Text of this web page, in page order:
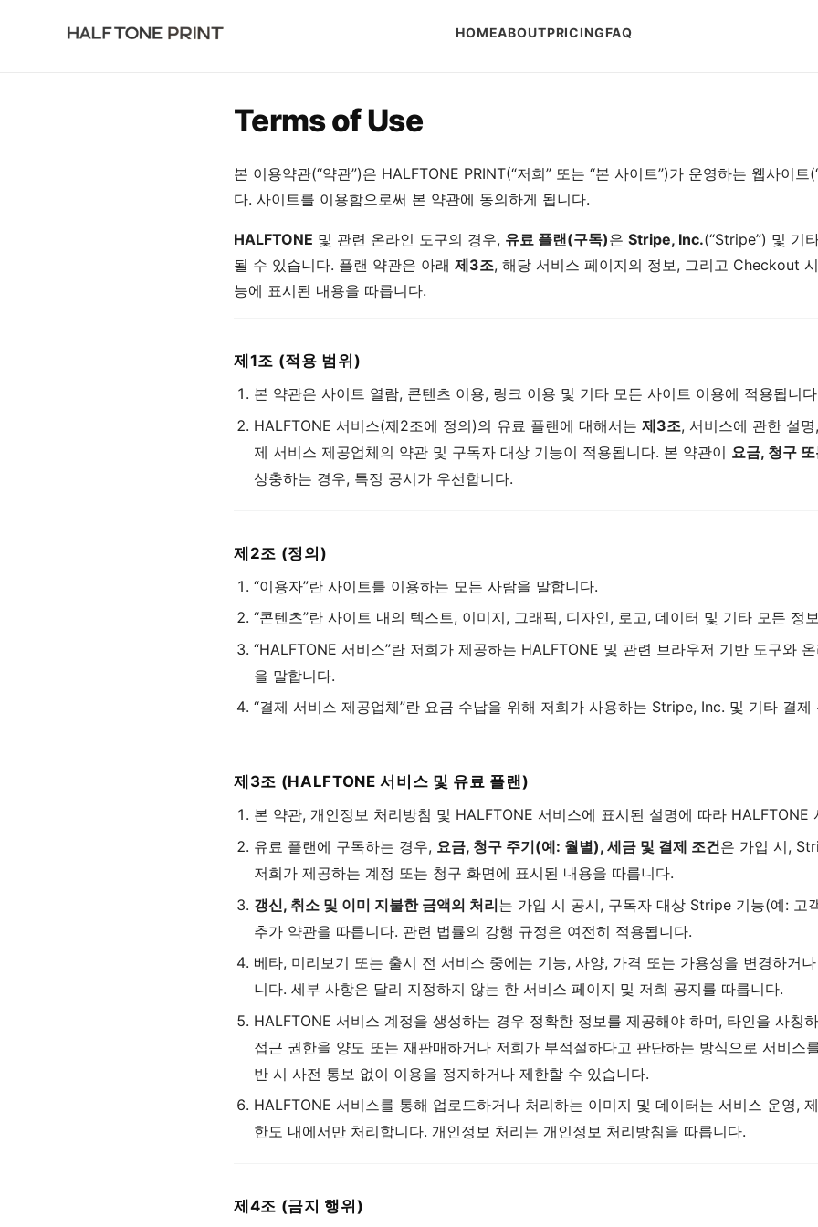
HOMEABOUTPRICINGFAQ
Terms of Use
본 이용약관(“약관”)은 HALFTONE PRINT(“저희” 또는 “본 사이트”)가 운영하는 웹사이트
다. 사이트를 이용함으로써 본 약관에 동의하게 됩니다.
HALFTONE 및 관련 온라인 도구의 경우, 유료 플랜(구독)은 Stripe, Inc.(“Stripe”) 및 기
될 수 있습니다. 플랜 약관은 아래 제3조, 해당 서비스 페이지의 정보, 그리고 Checkout
능에 표시된 내용을 따릅니다.
제1조 (적용 범위)
본 약관은 사이트 열람, 콘텐츠 이용, 링크 이용 및 기타 모든 사이트 이용에 적용됩니
HALFTONE 서비스(제2조에 정의)의 유료 플랜에 대해서는제3조, 서비스에 관한 설
제 서비스 제공업체의 약관 및 구독자 대상 기능이 적용됩니다. 본 약관이 요금, 청구
상충하는 경우, 특정 공시가 우선합니다.
제2조 (정의)
“이용자”란 사이트를 이용하는 모든 사람을 말합니다.
“콘텐츠”란 사이트 내의 텍스트, 이미지, 그래픽, 디자인, 로고, 데이터 및 기타 모든 정
“HALFTONE 서비스”란 저희가 제공하는 HALFTONE 및 관련 브라우저 기반 도구와
을 말합니다.
“결제 서비스 제공업체”란 요금 수납을 위해 저희가 사용하는 Stripe, Inc. 및 기타 결
제3조 (HALFTONE 서비스 및 유료 플랜)
본 약관, 개인정보 처리방침 및 HALFTONE 서비스에 표시된 설명에 따라 HALFTONE
유료 플랜에 구독하는 경우, 요금, 청구 주기(예: 월별), 세금 및 결제 조건은 가입 시,
저희가 제공하는 계정 또는 청구 화면에 표시된 내용을 따릅니다.
갱신, 취소 및 이미 지불한 금액의 처리는 가입 시 공시, 구독자 대상 Stripe 기능(예: 고
추가 약관을 따릅니다. 관련 법률의 강행 규정은 여전히 적용됩니다.
베타, 미리보기 또는 출시 전 서비스 중에는 기능, 사양, 가격 또는 가용성을 변경하거
니다. 세부 사항은 달리 지정하지 않는 한 서비스 페이지 및 저희 공지를 따릅니다.
HALFTONE 서비스 계정을 생성하는 경우 정확한 정보를 제공해야 하며, 타인을 사칭
접근 권한을 양도 또는 재판매하거나 저희가 부적절하다고 판단하는 방식으로 서비스
반 시 사전 통보 없이 이용을 정지하거나 제한할 수 있습니다.
HALFTONE 서비스를 통해 업로드하거나 처리하는 이미지 및 데이터는 서비스 운영,
한도 내에서만 처리합니다. 개인정보 처리는 개인정보 처리방침을 따릅니다.
제4조 (금지 행위)
무료로 시